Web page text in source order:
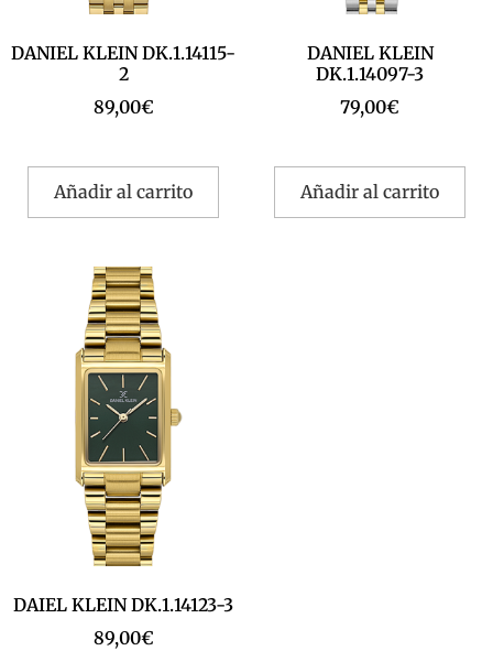
DANIEL KLEIN DK.1.14115-
2
89,00€
Añadir al carrito
DANIEL KLEIN
DK.1.14097-3
79,00€
Añadir al carrito
DAIEL KLEIN DK.1.14123-3
89,00€